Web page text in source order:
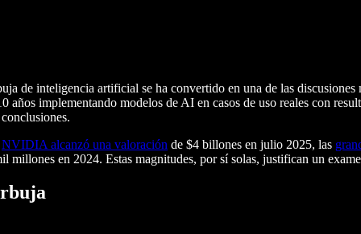
de inteligencia artificial se ha convertido en una de las
años implementando modelos de AI en casos de uso reales con
NVIDIA alcanzó una valoración de $4 billones en julio 2025, las
millones en 2024. Estas magnitudes, por sí solas, justifican un